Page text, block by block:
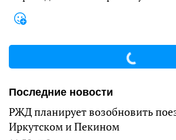
Последние новости
РЖД планирует возобновить
Иркутском и Пекином